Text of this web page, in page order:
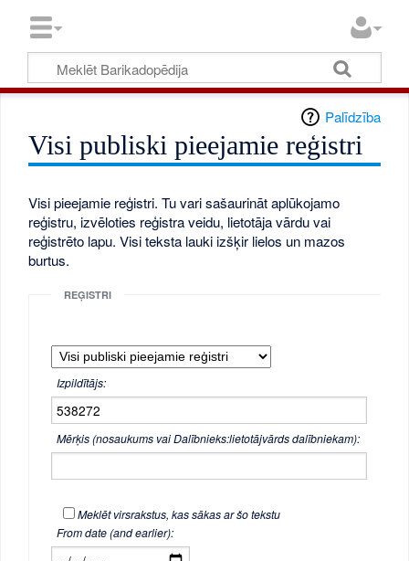
Palīdzība
Visi publiski pieejamie reģistri
Visi pieejamie reģistri. Tu vari sašaurināt aplūkojamo
reģistru, izvēloties reģistra veidu, lietotāja vārdu vai
reģistrēto lapu. Visi teksta lauki izšķir lielos un mazos
burtus.
REĢISTRI
Izpildītājs:
Mērķis (nosaukums vai Dalībnieks:lietotājvārds dalībniekam):
Meklēt virsrakstus, kas sākas ar šo tekstu
From date (and earlier):